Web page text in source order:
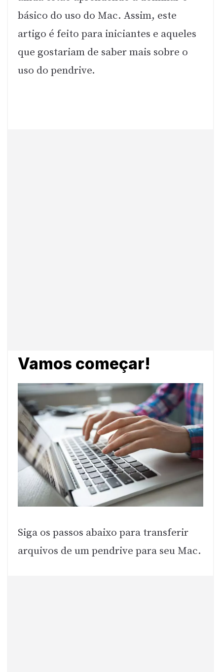
básico do uso do Mac. Assim, este
artigo é feito para iniciantes e aqueles
que gostariam de saber mais sobre o
uso do pendrive.
Vamos começar!
Siga os passos abaixo para transferir
arquivos de um pendrive para seu Mac.